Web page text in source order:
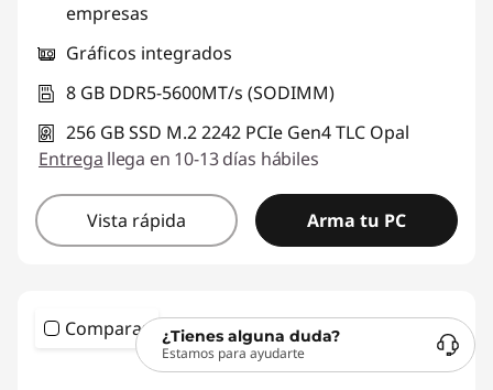
empresas
Gráficos integrados
8 GB DDR5-5600MT/s (SODIMM)
256 GB SSD M.2 2242 PCIe Gen4 TLC Opal
Entrega llega en 10-13 días hábiles
Vista rápida Arma tu PC
Comparar ¿Tienes alguna duda?
Estamos para ayudarte